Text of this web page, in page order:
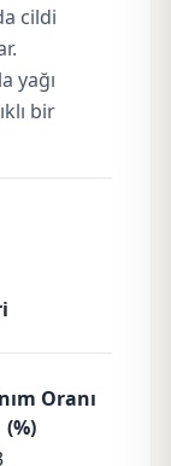
cildi
yağı
bir
Oranı
(%)